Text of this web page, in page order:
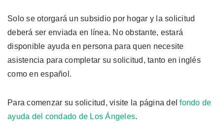
Solo se otorgará un subsidio por hogar y la solicitud
deberá ser enviada en línea. No obstante, estará
disponible ayuda en persona para quen necesite
asistencia para completar su solicitud, tanto en inglés
como en español.
Para comenzar su solicitud, visite la página delfondo de
ayuda del condado de Los Ángeles.